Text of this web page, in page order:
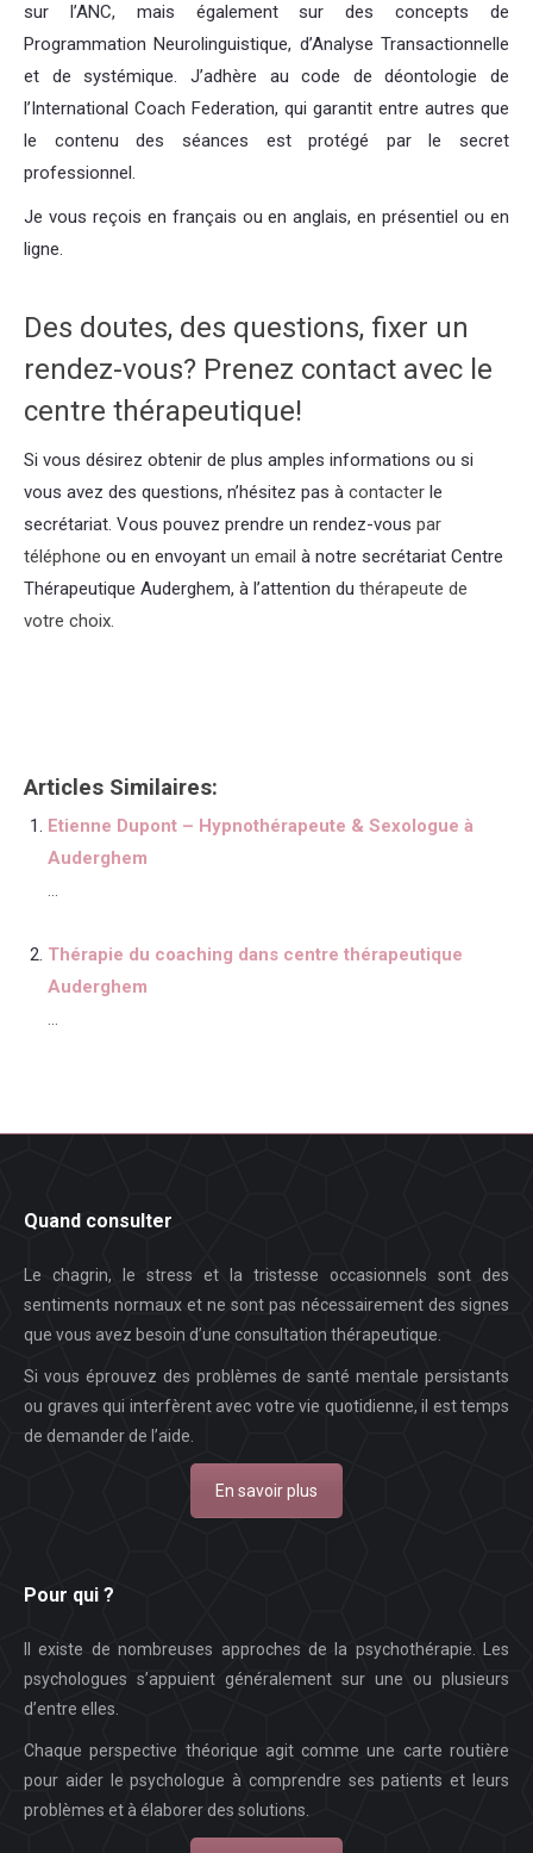
sur l’ANC, mais également sur des concepts de
Programmation Neurolinguistique, d’Analyse Transactionnelle
et de systémique. J’adhère au code de déontologie de
l’International Coach Federation, qui garantit entre autres que
le contenu des séances est protégé par le secret
professionnel.
Je vous reçois en français ou en anglais, en présentiel ou en
ligne.
Des doutes, des questions, fixer un
rendez-vous? Prenez contact avec le
centre thérapeutique!
Si vous désirez obtenir de plus amples informations ou si
vous avez des questions, n’hésitez pas à contacter le
secrétariat. Vous pouvez prendre un rendez-vous par
téléphone ou en envoyant un email à notre secrétariat Centre
Thérapeutique Auderghem, à l’attention du thérapeute de
votre choix.
Articles Similaires:
Etienne Dupont – Hypnothérapeute & Sexologue à
Auderghem
...
Thérapie du coaching dans centre thérapeutique
Auderghem
...
Quand consulter
Le chagrin, le stress et la tristesse occasionnels sont des
sentiments normaux et ne sont pas nécessairement des signes
que vous avez besoin d’une consultation thérapeutique.
Si vous éprouvez des problèmes de santé mentale persistants
ou graves qui interfèrent avec votre vie quotidienne, il est temps
de demander de l’aide.
En savoir plus
Pour qui ?
Il existe de nombreuses approches de la psychothérapie. Les
psychologues s’appuient généralement sur une ou plusieurs
d’entre elles.
Chaque perspective théorique agit comme une carte routière
pour aider le psychologue à comprendre ses patients et leurs
problèmes et à élaborer des solutions.